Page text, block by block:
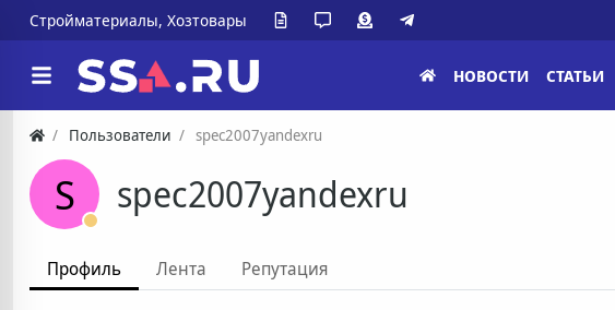
Стройматериалы, Хозтовары
НОВОСТИ СТАТЬИ
Пользователи spec2007yandexru
S spec2007yandexru
Профиль Лента Репутация